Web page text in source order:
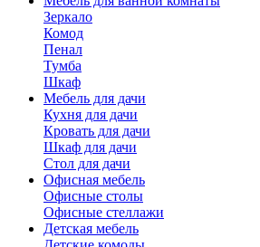
Зеркало
Комод
Пенал
Тумба
Шкаф
Мебель для дачи
Кухня для дачи
Кровать для дачи
Шкаф для дачи
Стол для дачи
Офисная мебель
Офисные столы
Офисные стеллажи
Детская мебель